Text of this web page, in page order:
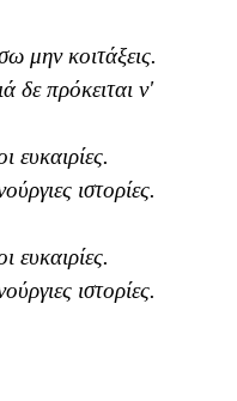
μην κοιτάξεις.
δε πρόκειται ν'
ευκαιρίες.
ιστορίες.
ευκαιρίες.
ιστορίες.